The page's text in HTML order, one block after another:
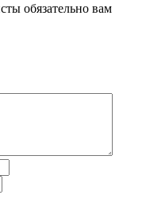
обязательно вам